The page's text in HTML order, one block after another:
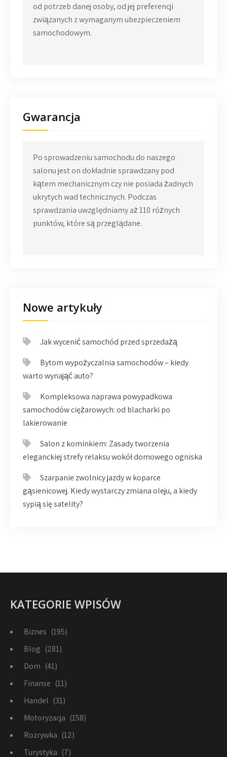
od potrzeb danej osoby, od jej preferencji
związanych z wymaganym ubezpieczeniem
samochodowym.
Gwarancja
Po sprowadzeniu samochodu do naszego
salonu jest on dokładnie sprawdzany pod
kątem mechanicznym czy nie posiada żadnych
ukrytych wad technicznych. Podczas
sprawdzania uwzględniamy aż 110 różnych
punktów, które są przeglądane.
Nowe artykuły
Jak wycenić samochód przed sprzedażą
Bytom wypożyczalnia samochodów – kiedy
warto wynająć auto?
Kompleksowa naprawa powypadkowa
samochodów ciężarowych: od blacharki po
lakierowanie
Salon z kominkiem: Zasady tworzenia
eleganckiej strefy relaksu wokół domowego ogniska
Szarpanie zwolnicy jazdy w koparce
gąsienicowej. Kiedy wystarczy zmiana oleju, a kiedy
sypią się satelity?
KATEGORIE WPISÓW
Biznes (195)
Blog (281)
Dom (41)
Finanse (11)
Handel (31)
Motoryzacja (158)
Rozrywka (12)
Turystyka (7)